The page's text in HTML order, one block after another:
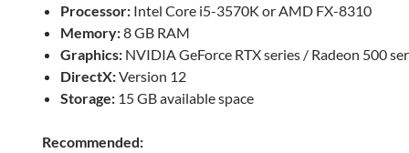
Processor: Intel Core i5-3570K or AMD FX-8310
Memory:8 GB RAM
Graphics: NVIDIA GeForce RTX series / Radeon 500
DirectX:Version 12
Storage: 15 GB available space
Recommended: